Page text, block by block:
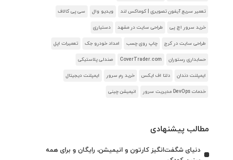
تعمیر سریع آیفون تصویری | کوماکس لند ویدیو وال سی پی کالاف
خرید سرور اچ پی طراحی سایت در مشهد دستیاری
طراحی سایت در کرج چاپ روی چسب امداد خودرو جک تعمیرات اپل
حسابداری رستوران CoverTrader.com صندلی پلاستیکی
ایمپلنت دندان دلتا اف ایکس خرید رم سرور ایمپلنت دیجیتال
خدمات DevOps مدیریت سرور انیمیشن چینی
مطالب پیشنهادی
دنیای شگفت‌انگیز کارتون و انیمیشن، رایگان و برای همه